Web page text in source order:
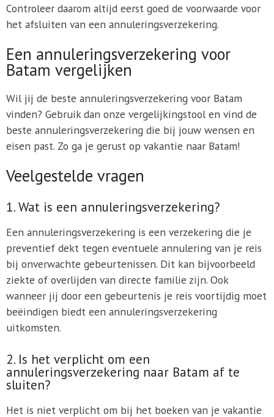
Controleer daarom altijd eerst goed de voorwaarde voor
het afsluiten van een annuleringsverzekering.
Een annuleringsverzekering voor
Batam vergelijken
Wil jij de beste annuleringsverzekering voor Batam
vinden? Gebruik dan onze vergelijkingstool en vind de
beste annuleringsverzekering die bij jouw wensen en
eisen past. Zo ga je gerust op vakantie naar Batam!
Veelgestelde vragen
1. Wat is een annuleringsverzekering?
Een annuleringsverzekering is een verzekering die je
preventief dekt tegen eventuele annulering van je reis
bij onverwachte gebeurtenissen. Dit kan bijvoorbeeld
ziekte of overlijden van directe familie zijn. Ook
wanneer jij door een gebeurtenis je reis voortijdig moet
beëindigen biedt een annuleringsverzekering
uitkomsten.
2. Is het verplicht om een
annuleringsverzekering naar Batam af te
sluiten?
Het is niet verplicht om bij het boeken van je vakantie